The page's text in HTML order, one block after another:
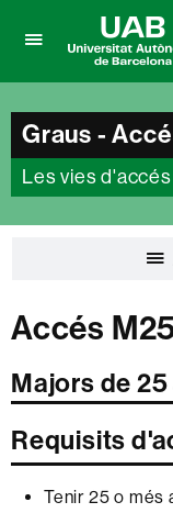
per
el
menú
de
Universitat
de
Autònoma
de
Barcelona
Graus -
Les vies
Accés
Majors de
Requisits
Tenir 25 o més